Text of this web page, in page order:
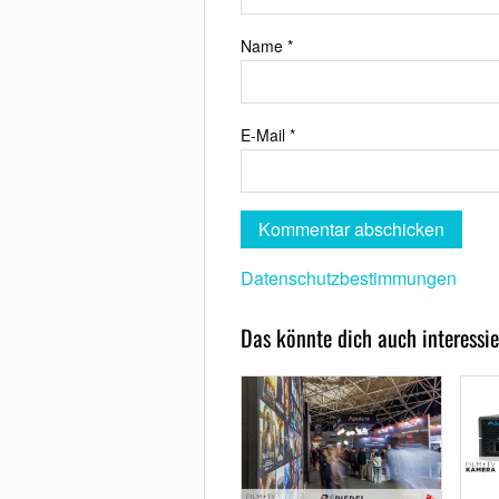
Name *
E-Mail *
Datenschutzbestimmungen
Das könnte dich auch